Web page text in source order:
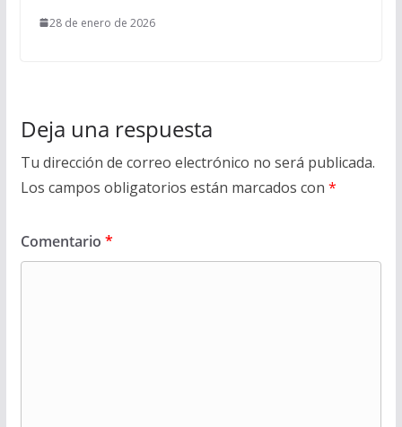
28 de enero de 2026
Deja una respuesta
Tu dirección de correo electrónico no será publicada.
Los campos obligatorios están marcados con *
Comentario *